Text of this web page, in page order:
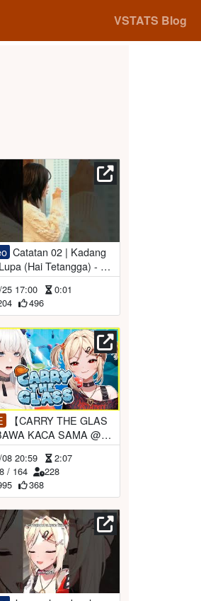
VSTATS Blog
- Pi
feat. Lulu JKT48 |
17:00
0:01
496
KACA SAMA @O
20:59
2:07
/ 164
228
368